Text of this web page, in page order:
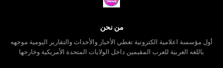
من نحن
أول مؤسسة اعلامية الكترونية تغطي الأخبار والأحداث والتقارير اليومية موجهه
باللغه العربية للعرب المقيمين داخل الولايات المتحدة الأمريكية وخارجها